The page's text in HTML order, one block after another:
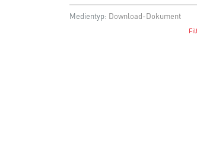
Medientyp Download-Dokument